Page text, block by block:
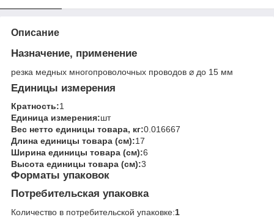
Описание
Назначение, применение
резка медных многопроволочных проводов ⌀ до 15 мм
Единицы измерения
Кратность:1
Единица измерения:шт
Вес нетто единицы товара, кг:0.016667
Длина единицы товара (см):17
Ширина единицы товара (см):6
Высота единицы товара (см):3
Форматы упаковок
Потребительская упаковка
Количество в потребительской упаковке:1